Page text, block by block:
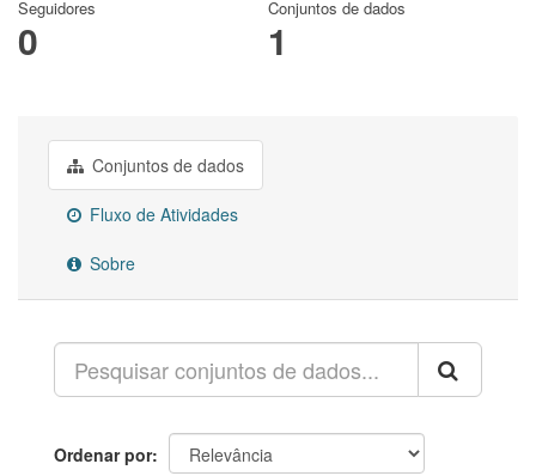
Seguidores
0
Conjuntos de dados
1
Conjuntos de dados
Fluxo de Atividades
Sobre
Ordenar por